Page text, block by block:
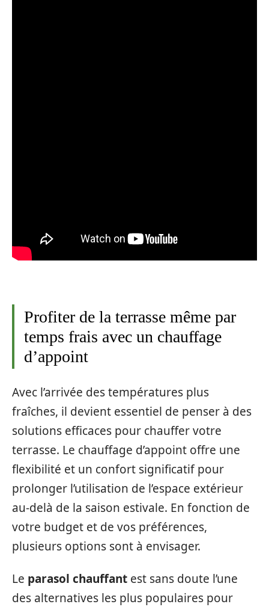
Profiter de la terrasse même par
temps frais avec un chauffage
d’appoint
Avec l’arrivée des températures plus
fraîches, il devient essentiel de penser à des
solutions efficaces pour chauffer votre
terrasse. Le chauffage d’appoint offre une
flexibilité et un confort significatif pour
prolonger l’utilisation de l’espace extérieur
au-delà de la saison estivale. En fonction de
votre budget et de vos préférences,
plusieurs options sont à envisager.
Le parasol chauffant est sans doute l’une
des alternatives les plus populaires pour